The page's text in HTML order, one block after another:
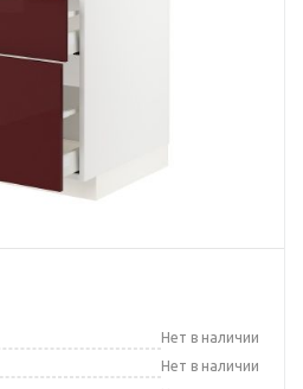
Нет в наличии
Нет в наличии